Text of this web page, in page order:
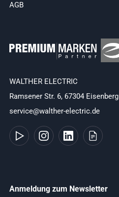
AGB
WALTHER ELECTRIC
Ramsener Str. 6, 67304 Eisenberg
service@walther-electric.de
Anmeldung zum Newsletter